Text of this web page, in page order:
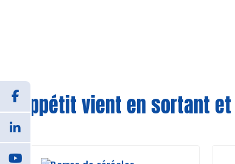
L'appétit vient en sortant